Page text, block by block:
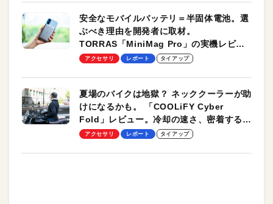
安全なモバイルバッテリ＝半固体電池。選
ぶべき理由を開発者に取材。
TORRAS「MiniMag Pro」の実機レビュ
ーも
アクセサリ レポート タイアップ
夏場のバイクは地獄？ ネッククーラーが助
けになるかも。 「COOLiFY Cyber
Fold」レビュー。冷却の速さ、密着する冷
却プレート、シンプルな操作性がグッド！
アクセサリ レポート タイアップ